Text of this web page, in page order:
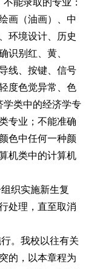
能录取的专业：
画（油画）、中
环境设计、历史
识别红、黄、
线、按键、信号
度色觉异常、色
学类中的经济学专
专业；不能准确
色中任何一种颜
机类中的计算机
织实施新生复
处理，直至取消
。我校以往有关
的，以本章程为